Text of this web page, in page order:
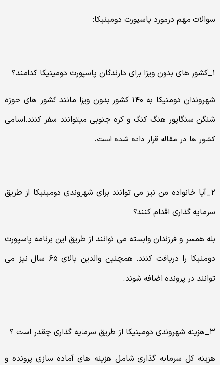
سوالات مهم درمورد پاسپورت دومینیکا:
۱_کشور های بدون ویزا برای دارندگان پاسپورت دومینیکا کدامند؟
شهروندان دومنیکا به ۱۴۰ کشور بدون ویزا مانند کشور های حوزه
شنگن سنگاپور هنگ کنگ و کره جنوبی میتوانند سفر کنند.اسامی
کشور ها در مقاله قرار داده شده است.
۲_آیا خانواده من نیز می توانند برای شهروندی دومینیکا از طریق
سرمایه گذاری اقدام کنند؟
بله همسر و فرزندان وابسته می توانند از طریق این برنامه پاسپورت
دومنیکا را دریافت کنند. همچنین والدین بالای ۶۵ سال نیز می
توانند در پرونده اضافه شوند.
۳_هزینه شهروندی دومینیکا از طریق سرمایه گذاری چقدر است ؟
هزینه کل سرمایه گذاری شامل هزینه های آماده سازی پرونده و